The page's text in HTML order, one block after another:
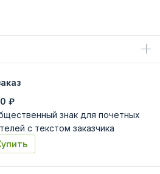
₽
знак для почетных
с текстом заказчика